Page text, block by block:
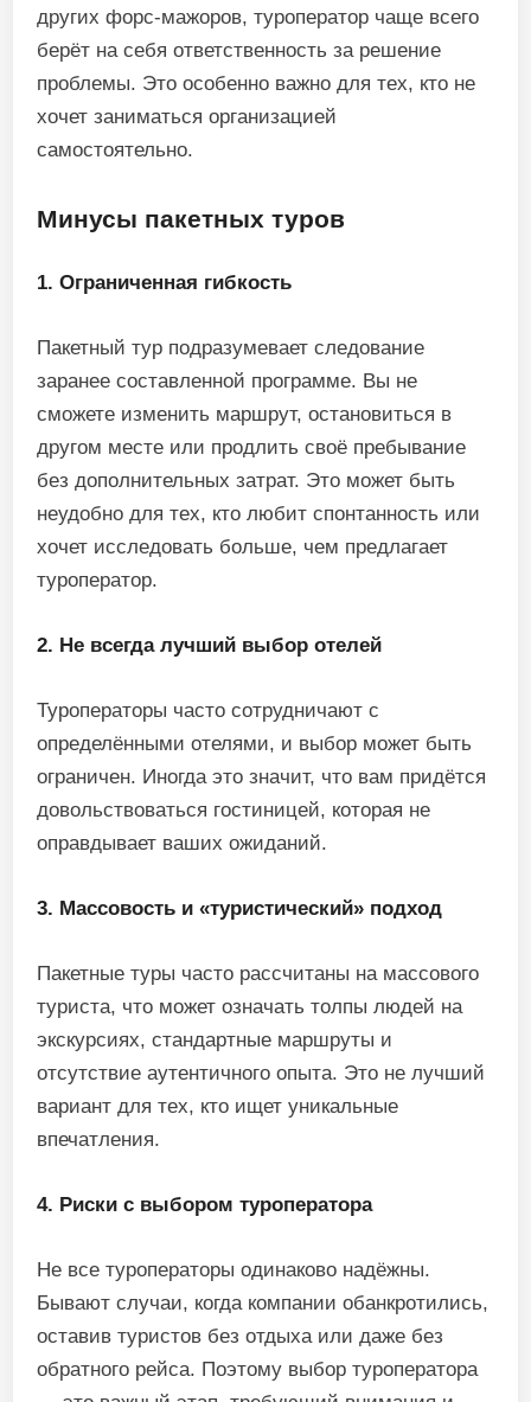
других форс-мажоров, туроператор чаще всего
берёт на себя ответственность за решение
проблемы. Это особенно важно для тех, кто не
хочет заниматься организацией
самостоятельно.
Минусы пакетных туров
1. Ограниченная гибкость
Пакетный тур подразумевает следование
заранее составленной программе. Вы не
сможете изменить маршрут, остановиться в
другом месте или продлить своё пребывание
без дополнительных затрат. Это может быть
неудобно для тех, кто любит спонтанность или
хочет исследовать больше, чем предлагает
туроператор.
2. Не всегда лучший выбор отелей
Туроператоры часто сотрудничают с
определёнными отелями, и выбор может быть
ограничен. Иногда это значит, что вам придётся
довольствоваться гостиницей, которая не
оправдывает ваших ожиданий.
3. Массовость и «туристический» подход
Пакетные туры часто рассчитаны на массового
туриста, что может означать толпы людей на
экскурсиях, стандартные маршруты и
отсутствие аутентичного опыта. Это не лучший
вариант для тех, кто ищет уникальные
впечатления.
4. Риски с выбором туроператора
Не все туроператоры одинаково надёжны.
Бывают случаи, когда компании обанкротились,
оставив туристов без отдыха или даже без
обратного рейса. Поэтому выбор туроператора